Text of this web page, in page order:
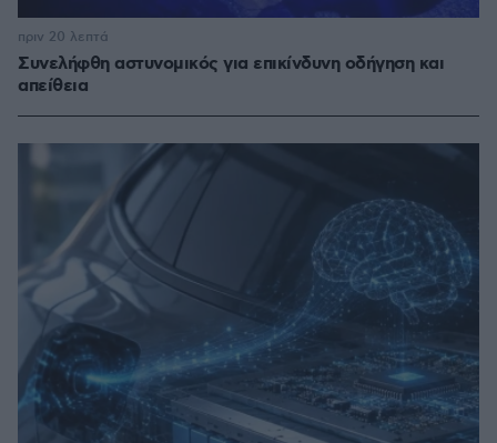
Συνελήφθη αστυνομικός για επικίνδυνη οδήγηση και
απείθεια
πριν 20 λεπτά